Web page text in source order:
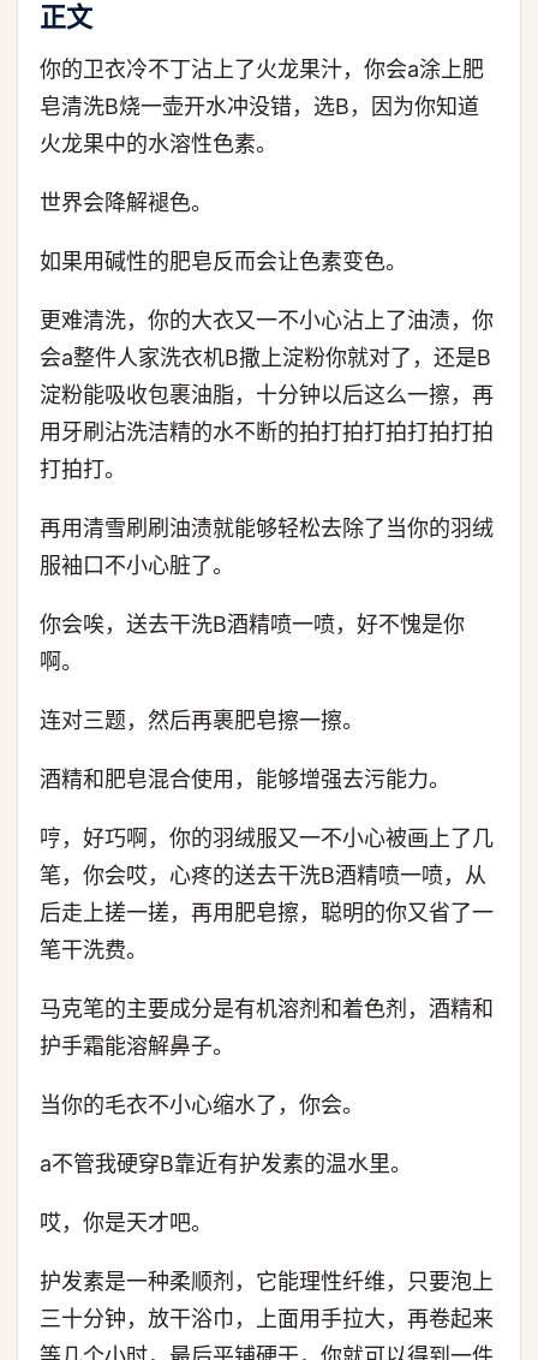
正文
你的卫衣冷不丁沾上了火龙果汁，你会a涂上肥
皂清洗B烧一壶开水冲没错，选B，因为你知道
火龙果中的水溶性色素。
世界会降解褪色。
如果用碱性的肥皂反而会让色素变色。
更难清洗，你的大衣又一不小心沾上了油渍，你
会a整件人家洗衣机B撒上淀粉你就对了，还是B
淀粉能吸收包裹油脂，十分钟以后这么一擦，再
用牙刷沾洗洁精的水不断的拍打拍打拍打拍打拍
打拍打。
再用清雪刷刷油渍就能够轻松去除了当你的羽绒
服袖口不小心脏了。
你会唉，送去干洗B酒精喷一喷，好不愧是你
啊。
连对三题，然后再裹肥皂擦一擦。
酒精和肥皂混合使用，能够增强去污能力。
哼，好巧啊，你的羽绒服又一不小心被画上了几
笔，你会哎，心疼的送去干洗B酒精喷一喷，从
后走上搓一搓，再用肥皂擦，聪明的你又省了一
笔干洗费。
马克笔的主要成分是有机溶剂和着色剂，酒精和
护手霜能溶解鼻子。
当你的毛衣不小心缩水了，你会。
a不管我硬穿B靠近有护发素的温水里。
哎，你是天才吧。
护发素是一种柔顺剂，它能理性纤维，只要泡上
三十分钟，放干浴巾，上面用手拉大，再卷起来